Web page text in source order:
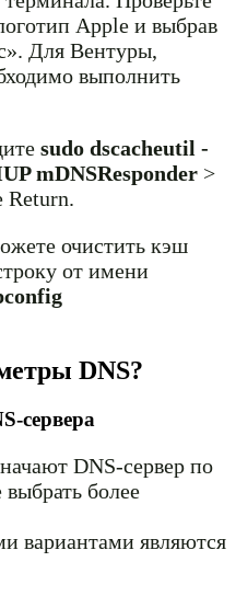
Apple и выбрав
Для Вентуры,
выполнить
sudo dscacheutil -
mDNSResponder >
Return.
очистить кэш
от имени
DNS?
сервера
DNS-сервер по
более
вариантами являются